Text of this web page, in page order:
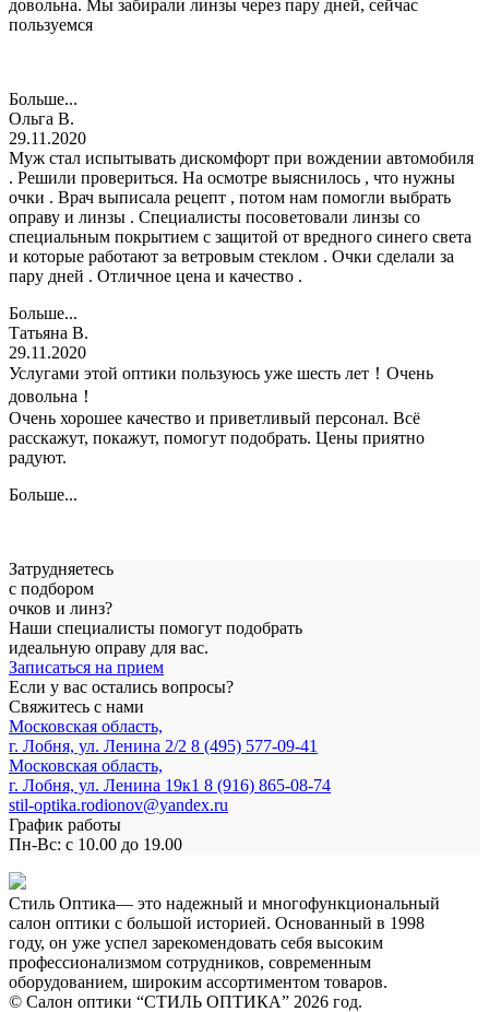
довольна. Мы забирали линзы через пару дней, сейчас
пользуемся
Больше...
Ольга В.
29.11.2020
Муж стал испытывать дискомфорт при вождении автомобиля
. Решили провериться. На осмотре выяснилось , что нужны
очки . Врач выписала рецепт , потом нам помогли выбрать
оправу и линзы . Специалисты посоветовали линзы со
специальным покрытием с защитой от вредного синего света
и которые работают за ветровым стеклом . Очки сделали за
пару дней . Отличное цена и качество .
Больше...
Татьяна В.
29.11.2020
Услугами этой оптики пользуюсь уже шесть лет！Очень
довольна！
Очень хорошее качество и приветливый персонал. Всё
расскажут, покажут, помогут подобрать. Цены приятно
радуют.
Больше...
Затрудняетесь
с подбором
очков и линз?
Наши специалисты помогут подобрать
идеальную оправу для вас.
Записаться на прием
Если у вас остались вопросы?
Свяжитесь с нами
Московская область,
г. Лобня, ул. Ленина 2/2 8 (495) 577-09-41
Московская область,
г. Лобня, ул. Ленина 19к1 8 (916) 865-08-74
stil-optika.rodionov@yandex.ru
График работы
Пн-Вс: с 10.00 до 19.00
Стиль Оптика— это надежный и многофункциональный
салон оптики с большой историей. Основанный в 1998
году, он уже успел зарекомендовать себя высоким
профессионализмом сотрудников, современным
оборудованием, широким ассортиментом товаров.
© Салон оптики “СТИЛЬ ОПТИКА” 2026 год.